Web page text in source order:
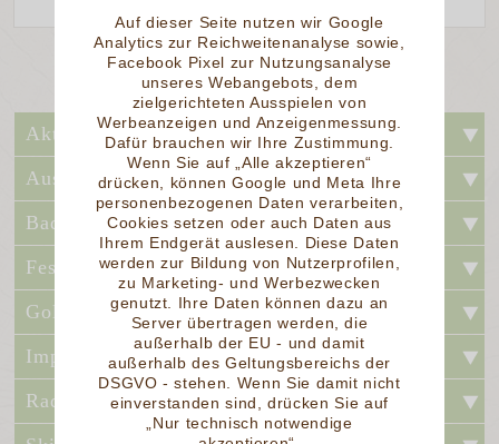
Aktivurlaub
Ausflugstipps
Baden und Kur
Feste und Festivals
Golfen
Impressum
Radfahren
Auf dieser Seite nutzen wir Google
Analytics zur Reichweitenanalyse sowie,
Facebook Pixel zur Nutzungsanalyse
unseres Webangebots, dem
zielgerichteten Ausspielen von
Werbeanzeigen und Anzeigenmessung.
Dafür brauchen wir Ihre Zustimmung.
Wenn Sie auf „Alle akzeptieren“
drücken, können Google und Meta Ihre
personenbezogenen Daten verarbeiten,
Cookies setzen oder auch Daten aus
Ihrem Endgerät auslesen. Diese Daten
werden zur Bildung von Nutzerprofilen,
zu Marketing- und Werbezwecken
genutzt. Ihre Daten können dazu an
Server übertragen werden, die
außerhalb der EU - und damit
außerhalb des Geltungsbereichs der
DSGVO - stehen. Wenn Sie damit nicht
einverstanden sind, drücken Sie auf
„Nur technisch notwendige